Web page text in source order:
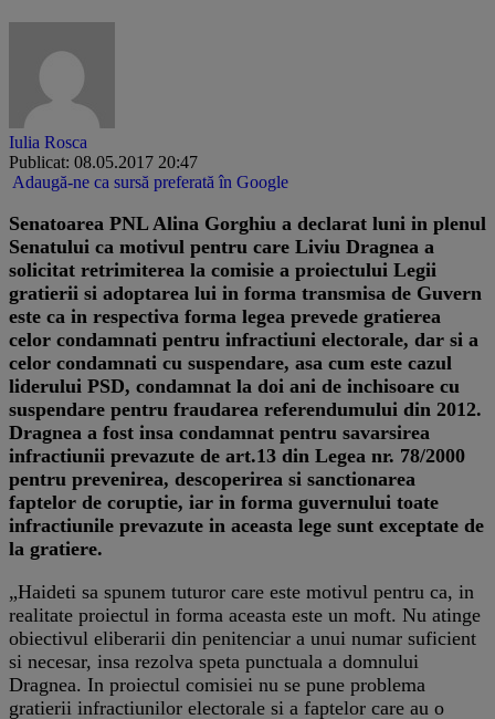
Iulia Rosca
Publicat: 08.05.2017 20:47
Adaugă-ne ca sursă preferată în Google
Senatoarea PNL Alina Gorghiu a declarat luni in plenul
Senatului ca motivul pentru care Liviu Dragnea a
solicitat retrimiterea la comisie a proiectului Legii
gratierii si adoptarea lui in forma transmisa de Guvern
este ca in respectiva forma legea prevede gratierea
celor condamnati pentru infractiuni electorale, dar si a
celor condamnati cu suspendare, asa cum este cazul
liderului PSD, condamnat la doi ani de inchisoare cu
suspendare pentru fraudarea referendumului din 2012.
Dragnea a fost insa condamnat pentru savarsirea
infractiunii prevazute de art.13 din Legea nr. 78/2000
pentru prevenirea, descoperirea si sanctionarea
faptelor de coruptie, iar in forma guvernului toate
infractiunile prevazute in aceasta lege sunt exceptate de
la gratiere.
„Haideti sa spunem tuturor care este motivul pentru ca, in
realitate proiectul in forma aceasta este un moft. Nu atinge
obiectivul eliberarii din penitenciar a unui numar suficient
si necesar, insa rezolva speta punctuala a domnului
Dragnea. In proiectul comisiei nu se pune problema
gratierii infractiunilor electorale si a faptelor care au o